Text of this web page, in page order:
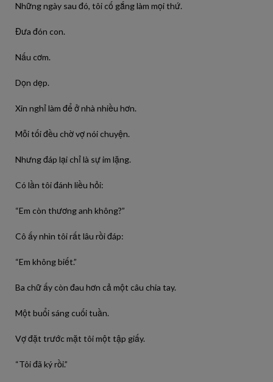
Những ngày sau đó, tôi cố gắng làm mọi thứ.
Đưa đón con.
Nấu cơm.
Dọn dẹp.
Xin nghỉ làm để ở nhà nhiều hơn.
Mỗi tối đều chờ vợ nói chuyện.
Nhưng đáp lại chỉ là sự im lặng.
Có lần tôi đánh liều hỏi:
“Em còn thương anh không?”
Cô ấy nhìn tôi rất lâu rồi đáp:
“Em không biết.”
Ba chữ ấy còn đau hơn cả một câu chia tay.
Một buổi sáng cuối tuần.
Vợ đặt trước mặt tôi một tập giấy.
“Tôi đã ký rồi.”